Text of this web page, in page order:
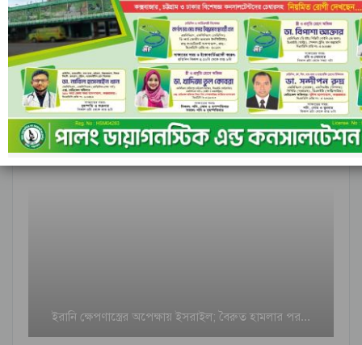
আন্তর্জাতিক
ইরানি ক্ষেপণাস্ত্রের অপেক্ষায় ইসরাইল; বৈরুত হামলার পর…